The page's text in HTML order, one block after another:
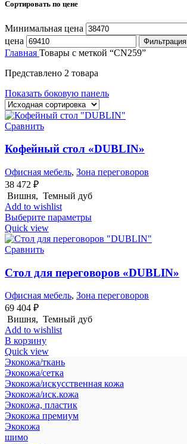
Сортировать по цене
Минимальная цена
цена
Фильтрация
Главная Товары с меткой “CN259”
Представлено 2 товара
Показать боковую панель
Сравнить
Кофейный стол «DUBLIN»
Офисная мебель, Зона переговоров
38 472 ₽
Вишня, Темный дуб
Add to wishlist
Выберите параметры
Quick view
Сравнить
Стол для переговоров «DUBLIN»
Офисная мебель, Зона переговоров
69 404 ₽
Вишня, Темный дуб
Add to wishlist
В корзину
Quick view
Экокожа/ткань
Экокожа/сетка
Экокожа/искусственная кожа
Экокожа/иск.кожа
Экокожа, пластик
Экокожа премиум
Экокожа
шимо